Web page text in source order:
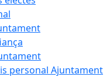
personal Ajuntament